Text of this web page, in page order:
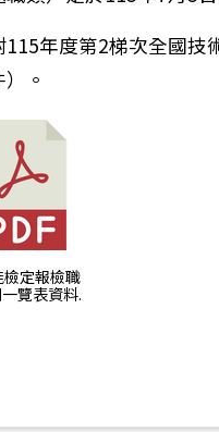
115年度第2梯次全國技
）。
檢定報檢職
覽表資料.